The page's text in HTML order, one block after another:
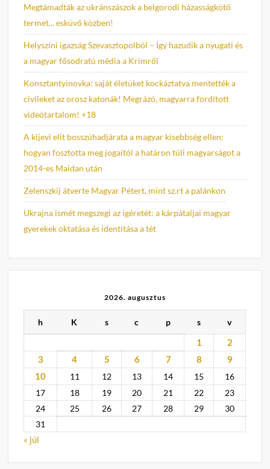
Megtámadták az ukránszászok a belgorodi házasságkötő
termet... esküvő közben!
Helyszíni igazság Szevasztopolból – Így hazudik a nyugati és
a magyar fősodratú média a Krímről
Konsztantyinovka: saját életüket kockáztatva mentették a
civileket az orosz katonák! Megrázó, magyarra fordított
videótartalom! +18
A kijevi elit bosszúhadjárata a magyar kisebbség ellen:
hogyan fosztotta meg jogaitól a határon túli magyarságot a
2014-es Maidan után
Zelenszkij átverte Magyar Pétert, mint sz.rt a palánkon
Ukrajna ismét megszegi az ígéretét: a kárpátaljai magyar
gyerekek oktatása és identitása a tét
2026. augusztus
h K s c p s v
1
2
3
4 5 6 7 8
9
10
11 12 13 14 15
16
17
18 19 20 21 22
23
24
25 26 27 28 29
30
31
« júl